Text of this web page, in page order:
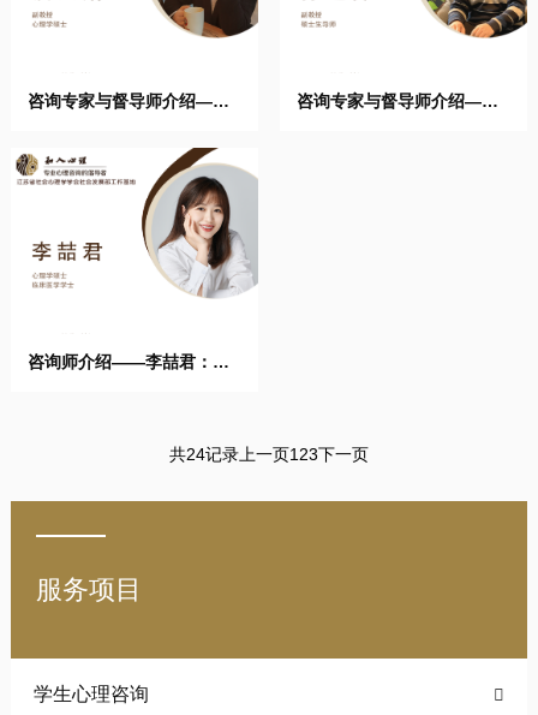
服务项目
学生心理咨询 
咨询专家与督导师介绍——
咨询专家与督导师介绍——
咨询师介绍——李喆君：心
共24记录 上一页123下一页